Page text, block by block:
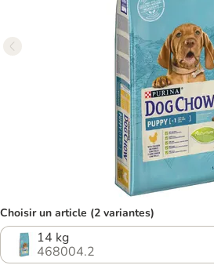
Choisir un article (2 variantes)
14 kg
468004.2